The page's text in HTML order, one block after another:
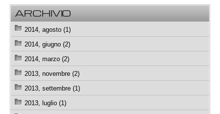
ARCHIVIO
2014, agosto (1)
2014, giugno (2)
2014, marzo (2)
2013, novembre (2)
2013, settembre (1)
2013, luglio (1)